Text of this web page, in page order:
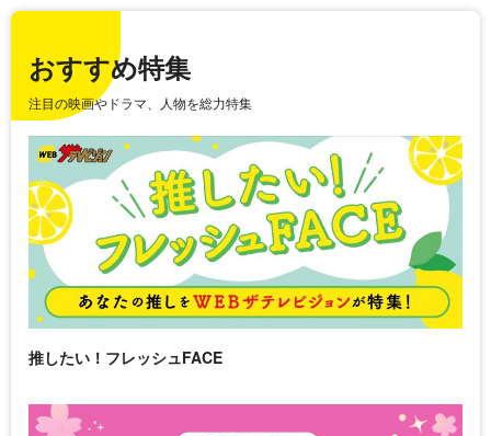
おすすめ特集
注目の映画やドラマ、人物を総力特集
推したい！フレッシュFACE